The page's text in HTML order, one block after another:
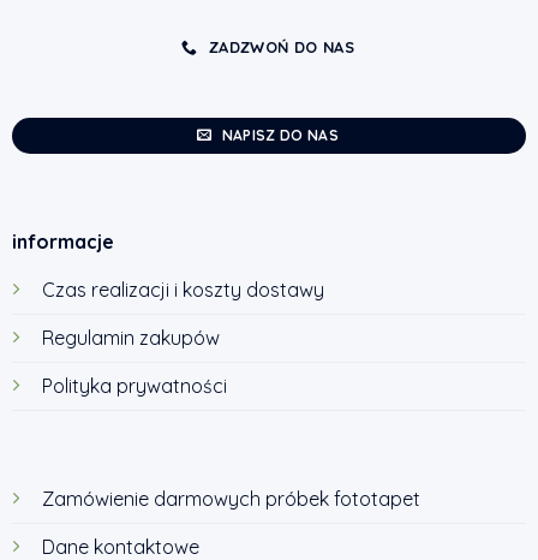
ZADZWOŃ DO NAS
NAPISZ DO NAS
informacje
Czas realizacji i koszty dostawy
Regulamin zakupów
Polityka prywatności
Zamówienie darmowych próbek fototapet
Dane kontaktowe